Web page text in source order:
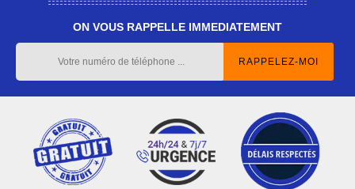
ON VOUS RAPPELLE IMMEDIATEMENT